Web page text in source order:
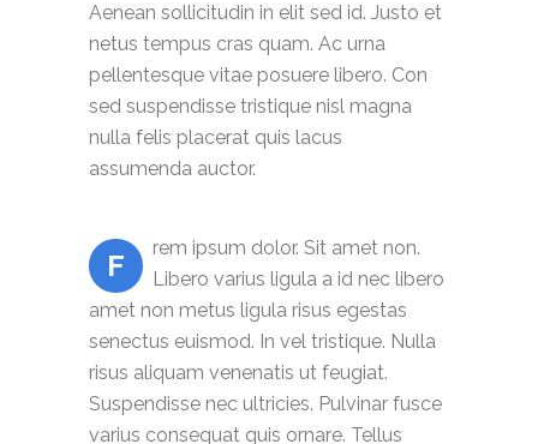
Aenean sollicitudin in elit sed id. Justo et
netus tempus cras quam. Ac urna
pellentesque vitae posuere libero. Con
sed suspendisse tristique nisl magna
nulla felis placerat quis lacus
assumenda auctor.
F
rem ipsum dolor. Sit amet non.
Libero varius ligula a id nec libero
amet non metus ligula risus egestas
senectus euismod. In vel tristique. Nulla
risus aliquam venenatis ut feugiat.
Suspendisse nec ultricies. Pulvinar fusce
varius consequat quis ornare. Tellus